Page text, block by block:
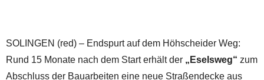
SOLINGEN (red) – Endspurt auf dem Höhscheider Weg:
Rund 15 Monate nach dem Start erhält der „Eselsweg“ zum
Abschluss der Bauarbeiten eine neue Straßendecke aus